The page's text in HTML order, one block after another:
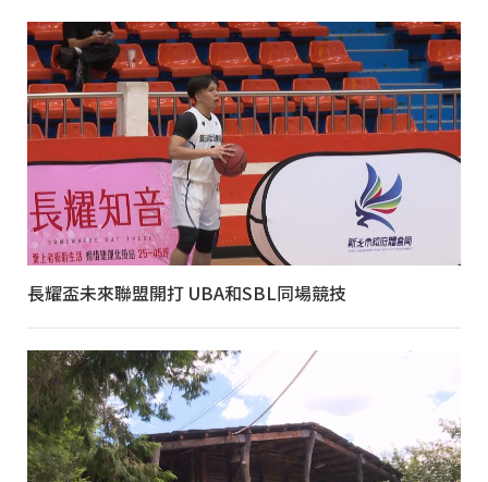
長耀盃未來聯盟開打 UBA和SBL同場競技